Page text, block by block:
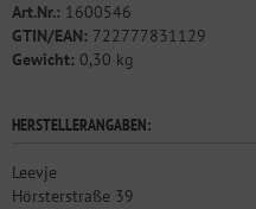
Art.Nr.: 1600546
GTIN/EAN: 722777831129
Gewicht: 0,30 kg
HERSTELLERANGABEN:
Leevje
Hörsterstraße 39